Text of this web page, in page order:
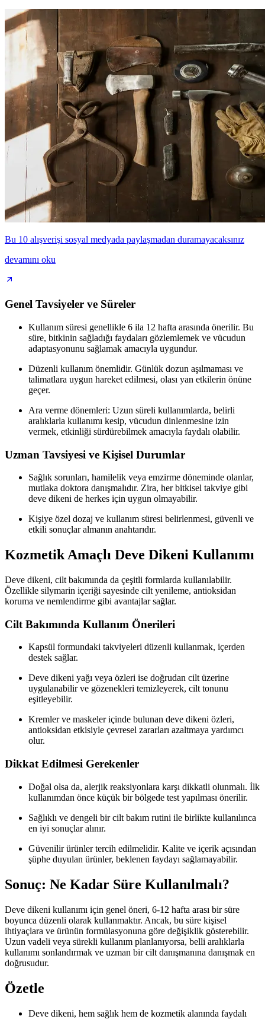
Bu 10 alışverişi sosyal medyada paylaşmadan duramayacaksınız
devamını oku
Genel Tavsiyeler ve Süreler
Kullanım süresi genellikle 6 ila 12 hafta arasında önerilir. Bu
süre, bitkinin sağladığı faydaları gözlemlemek ve vücudun
adaptasyonunu sağlamak amacıyla uygundur.
Düzenli kullanım önemlidir. Günlük dozun aşılmaması ve
talimatlara uygun hareket edilmesi, olası yan etkilerin önüne
geçer.
Ara verme dönemleri: Uzun süreli kullanımlarda, belirli
aralıklarla kullanımı kesip, vücudun dinlenmesine izin
vermek, etkinliği sürdürebilmek amacıyla faydalı olabilir.
Uzman Tavsiyesi ve Kişisel Durumlar
Sağlık sorunları, hamilelik veya emzirme döneminde olanlar,
mutlaka doktora danışmalıdır. Zira, her bitkisel takviye gibi
deve dikeni de herkes için uygun olmayabilir.
Kişiye özel dozaj ve kullanım süresi belirlenmesi, güvenli ve
etkili sonuçlar almanın anahtarıdır.
Kozmetik Amaçlı Deve Dikeni Kullanımı
Deve dikeni, cilt bakımında da çeşitli formlarda kullanılabilir.
Özellikle silymarin içeriği sayesinde cilt yenileme, antioksidan
koruma ve nemlendirme gibi avantajlar sağlar.
Cilt Bakımında Kullanım Önerileri
Kapsül formundaki takviyeleri düzenli kullanmak, içerden
destek sağlar.
Deve dikeni yağı veya özleri ise doğrudan cilt üzerine
uygulanabilir ve gözenekleri temizleyerek, cilt tonunu
eşitleyebilir.
Kremler ve maskeler içinde bulunan deve dikeni özleri,
antioksidan etkisiyle çevresel zararları azaltmaya yardımcı
olur.
Dikkat Edilmesi Gerekenler
Doğal olsa da, alerjik reaksiyonlara karşı dikkatli olunmalı. İlk
kullanımdan önce küçük bir bölgede test yapılması önerilir.
Sağlıklı ve dengeli bir cilt bakım rutini ile birlikte kullanılınca
en iyi sonuçlar alınır.
Güvenilir ürünler tercih edilmelidir. Kalite ve içerik açısından
şüphe duyulan ürünler, beklenen faydayı sağlamayabilir.
Sonuç: Ne Kadar Süre Kullanılmalı?
Deve dikeni kullanımı için genel öneri, 6-12 hafta arası bir süre
boyunca düzenli olarak kullanmaktır. Ancak, bu süre kişisel
ihtiyaçlara ve ürünün formülasyonuna göre değişiklik gösterebilir.
Uzun vadeli veya sürekli kullanım planlanıyorsa, belli aralıklarla
kullanımı sonlandırmak ve uzman bir cilt danışmanına danışmak en
doğrusudur.
Özetle
Deve dikeni, hem sağlık hem de kozmetik alanında faydalı